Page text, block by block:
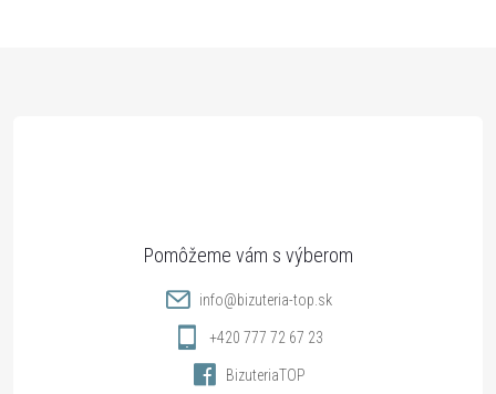
info@bizuteria-top.sk
+420 777 72 67 23
BizuteriaTOP